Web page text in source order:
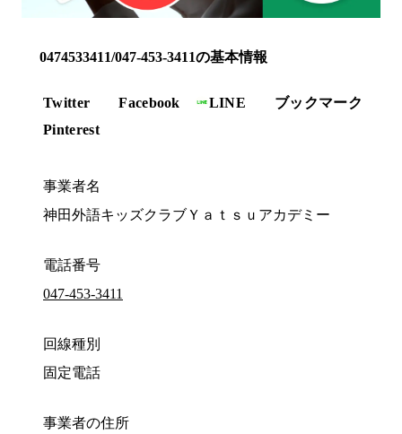
0474533411/047-453-3411の基本情報
Twitter Facebook LINE
ブックマーク
Pinterest
事業者名
神田外語キッズクラブＹａｔｓｕアカデミー
電話番号
047-453-3411
回線種別
固定電話
事業者の住所